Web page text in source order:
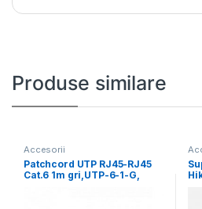
Produse similare
Accesorii
Patchcord UTP RJ45-RJ45
Cat.6 1m gri,UTP-6-1-G,